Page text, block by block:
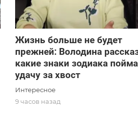
Жизнь больше не будет
прежней: Володина
какие знаки зодиака
удачу за хвост
Интересное
9 часов назад